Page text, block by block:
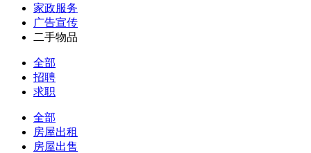
家政服务
广告宣传
二手物品
全部
招聘
求职
全部
房屋出租
房屋出售